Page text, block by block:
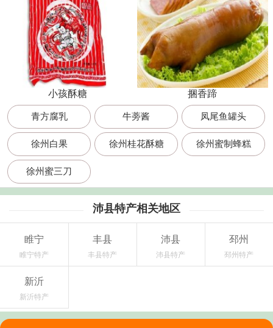
小孩酥糖 捆香蹄
青方腐乳 牛蒡酱 凤尾鱼罐头
徐州白果 徐州桂花酥糖 徐州蜜制蜂糕
徐州蜜三刀
沛县特产相关地区
睢宁
睢宁特产
丰县
丰县特产
沛县
沛县特产
邳州
邳州特产
新沂
新沂特产